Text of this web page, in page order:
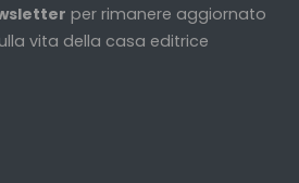
per rimanere aggiornato
vita della casa editrice